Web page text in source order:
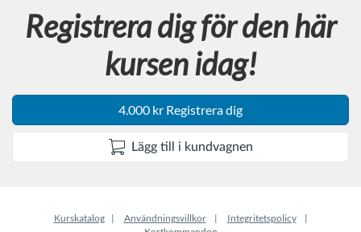
n
Registrera dig för den här
kursen idag!
4.000 kr Registrera dig
Lägg till i kundvagnen
Kurskatalog Användningsvillkor
Integritetspolicy